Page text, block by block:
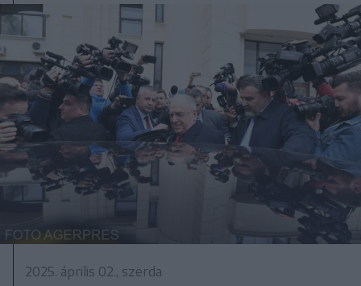
2025. április 02., szerda